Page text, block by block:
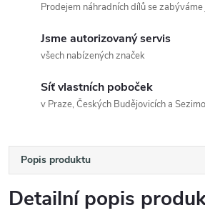
Prodejem náhradních dílů se
Jsme autorizovaný servis
všech nabízených značek
Síť vlastních poboček
v Praze, Českých Budějovicích a
Popis produktu
Detailní popis